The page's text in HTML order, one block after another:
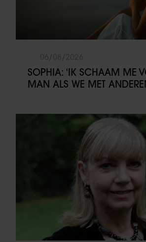
SOPHIA: ‘IK SCHAAM ME
MAN ALS WE MET